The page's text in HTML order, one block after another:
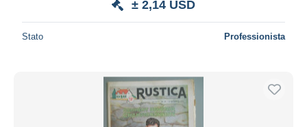
± 2,14 USD
Stato Professionista